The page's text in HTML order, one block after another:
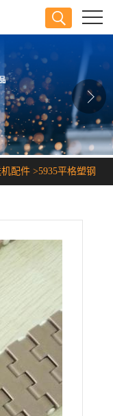
配件 >5935平格塑钢